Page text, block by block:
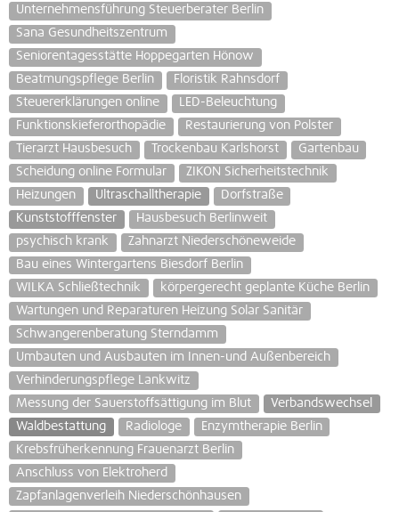
Unternehmensführung Steuerberater Berlin
Sana Gesundheitszentrum
Seniorentagesstätte Hoppegarten Hönow
Beatmungspflege Berlin
Floristik Rahnsdorf
Steuererklärungen online
LED-Beleuchtung
Funktionskieferorthopädie
Restaurierung von Polster
Tierarzt Hausbesuch
Trockenbau Karlshorst
Gartenbau
Scheidung online Formular
ZIKON Sicherheitstechnik
Heizungen
Ultraschalltherapie
Dorfstraße
Kunststofffenster
Hausbesuch Berlinweit
psychisch krank
Zahnarzt Niederschöneweide
Bau eines Wintergartens Biesdorf Berlin
WILKA Schließtechnik
körpergerecht geplante Küche Berlin
Wartungen und Reparaturen Heizung Solar Sanitär
Schwangerenberatung Sterndamm
Umbauten und Ausbauten im Innen-und Außenbereich
Verhinderungspflege Lankwitz
Messung der Sauerstoffsättigung im Blut
Verbandswechsel
Waldbestattung
Radiologe
Enzymtherapie Berlin
Krebsfrüherkennung Frauenarzt Berlin
Anschluss von Elektroherd
Zapfanlagenverleih Niederschönhausen